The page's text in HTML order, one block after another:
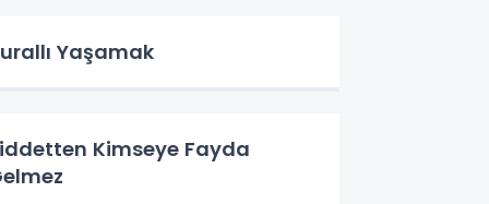
Yaşamak
Kimseye Fayda